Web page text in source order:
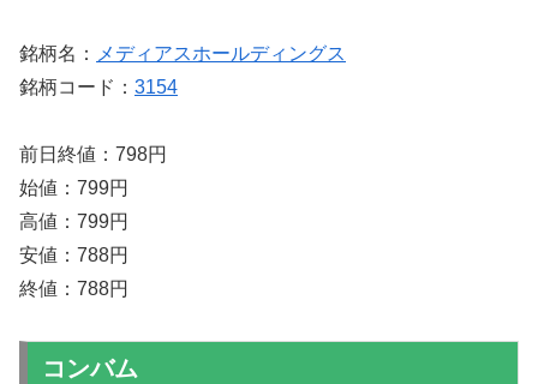
銘柄名：
メディアスホールディングス
銘柄コード： 3154
前日終値：798円
始値：799円
高値：799円
安値：788円
終値：788円
コンバム